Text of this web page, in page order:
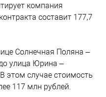
компания
составит 177,7
Солнечная Поляна –
улица Юрина –
этом случае стоимость
117 млн рублей.